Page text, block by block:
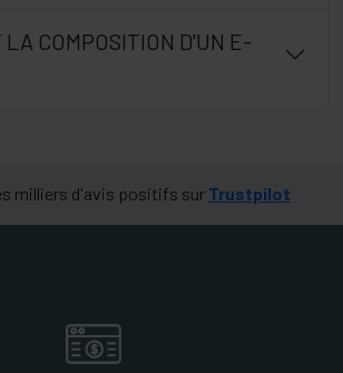
COMPOSITION D'UN E-
milliers d'avis positifs sur Trustpilot